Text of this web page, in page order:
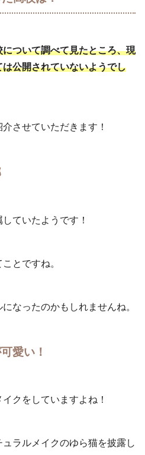
ついて調べて見たところ、現
公開されていないようでし
させていただきます！
していたようです！
とですね。
なったのかもしれませんね。
愛い！
クをしていますよね！
ラルメイクのゆら猫を披露し